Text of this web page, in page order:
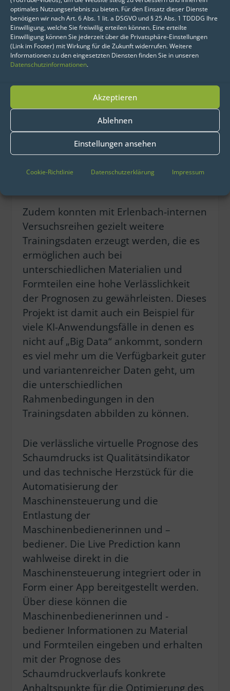
optimales Nutzungserlebnis zu bieten. Für den Einsatz dieser Dienste
benötigen wir nach Art. 6 Abs. 1 lit. a DSGVO und § 25 Abs. 1 TDDDG Ihre
Einwilligung, welche Sie freiwillig erteilen können. Eine erteilte
Einwilligung können Sie jederzeit über die Privatsphäre-Einstellungen
(Link im Footer) mit Wirkung für die Zukunft widerrufen. Weitere
Informationen zu den eingesetzten Diensten finden Sie in unseren
Datenschutzinformationen.
Akzeptieren
Ablehnen
Einstellungen ansehen
Cookie-Richtlinie Datenschutzerklärung Impressum
Schaumdrucks geschaffen: Den
virtuellen Schaumdrucksensor. Dieser
ergibt sich aus der Verbindung anderer
vorhandener Datenquellen aus dem
gesamten Herstellungsprozess wie dem
Kammertemperatur. Durch eine
konsequente Modelloptimierung
konnte ermittelt werden, welche
Einflüsse sich wie auf den Schaumdruck
auswirken. Bereits nach kurzer Zeit
konnte der Schaumdruck somit sehr
Zudem konnten mit Erlenbach-internen
Versuchsreihen gezielt weitere
Trainingsdaten erzeugt werden, die es
ermöglichen auch bei
unterschiedlichen Materialien und
Formteilen eine hohe Verlässlichkeit
der Prognosen zu gewährleisten. Dieses
Projekt ist damit auch ein Beispiel für
viele KI-Anwendungsfälle in denen es
nicht auf „Big Data“ ankommt, sondern
es viel mehr um die Verfügbarkeit guter
und variantenreicher Daten geht, um
die unterschiedlichen
Rahmenbedingungen in den
Trainingsdaten abbilden zu können.
Die verlässliche virtuelle Prognose des
Schaumdrucks ist Qualitätsindikator
und das technische Herzstück für die
Automatisierung der
Maschinensteuerung und die
Entlastung der
Maschinenbedienerinnen und –
bediener. Die Live Prediction kann
wahlweise direkt in die
Maschinensteuerung integriert oder in
Form einer App bereitgestellt werden.
Über diese können die
Maschinenbedienerinnen und -
bediener Informationen zu Material
und Formteilen eingeben und erhalten
mit der Prognose des
Schaumdruckverlaufs konkrete
Anhaltspunkte für die Optimierung des